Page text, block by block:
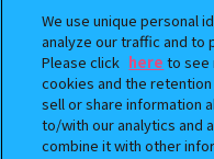
埼玉県越谷市レイクタウン
3F
19.6km
ガシャポンのデパート
mori店
We use unique personal
analyze our traffic and to
Please click here to see
cookies and the
sell or share information
to/with our analytics and
combine it with other